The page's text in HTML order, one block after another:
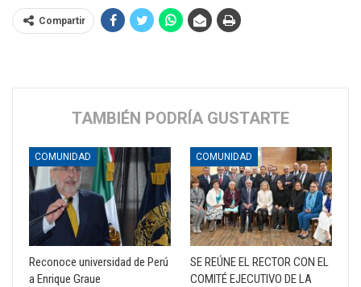
Compartir
TAMBIÉN PODRÍA GUSTARTE
COMUNIDAD
Reconoce universidad de Perú
a Enrique Graue
COMUNIDAD
SE REÚNE EL RECTOR CON EL
COMITÉ EJECUTIVO DE LA